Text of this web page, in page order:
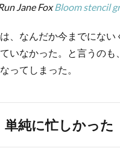
Jane FoxBloom stencil
、なんだか今までにな
いなかった。と言うの
ってしまった。
単純に忙しかった